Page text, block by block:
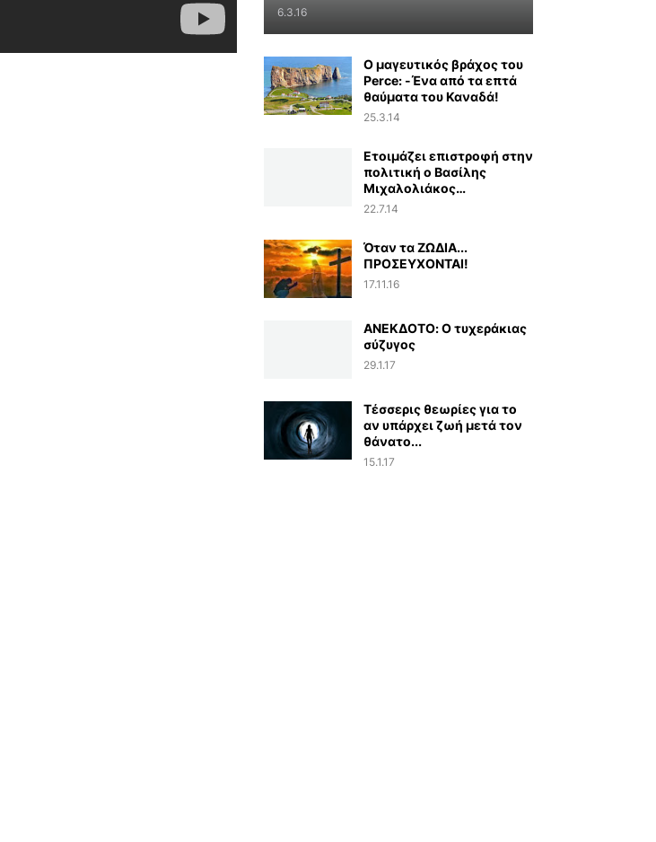
6.3.16
Ο μαγευτικός βράχος του
Perce: -Ένα από τα επτά
θαύματα του Καναδά!
25.3.14
Ετοιμάζει επιστροφή στην
πολιτική ο Βασίλης
Μιχαλολιάκος…
22.7.14
Όταν τα ΖΩΔΙΑ...
ΠΡΟΣΕΥΧΟΝΤΑΙ!
17.11.16
ΑΝΕΚΔΟΤΟ: Ο τυχεράκιας
σύζυγος
29.1.17
Τέσσερις θεωρίες για το
αν υπάρχει ζωή μετά τον
θάνατο...
15.1.17